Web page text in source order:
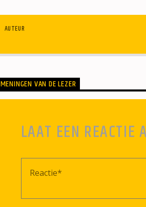
AUTEUR
MENINGEN VAN DE LEZER
LAAT EEN REACTIE